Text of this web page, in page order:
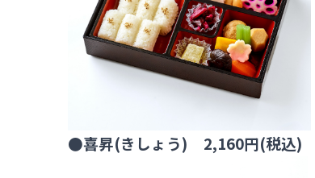
●喜昇(きしょう) 2,160円(税込)